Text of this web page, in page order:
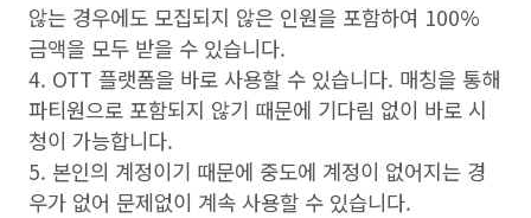
않는 경우에도 모집되지 않은 인원을 포함하여 100%
금액을 모두 받을 수 있습니다.
4. OTT 플랫폼을 바로 사용할 수 있습니다. 매칭을 통해
파티원으로 포함되지 않기 때문에 기다림 없이 바로 시
청이 가능합니다.
5. 본인의 계정이기 때문에 중도에 계정이 없어지는 경
우가 없어 문제없이 계속 사용할 수 있습니다.